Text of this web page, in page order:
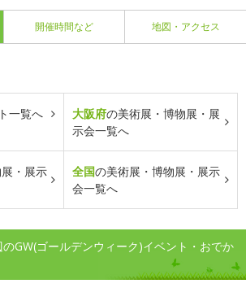
開催時間など 地図・アクセス
一覧へ 大阪府の美術展・博物展・展
示会一覧へ
・展示
全国の美術展・博物展・展示
会一覧へ
GW(ゴールデンウィーク)イベント・おでか